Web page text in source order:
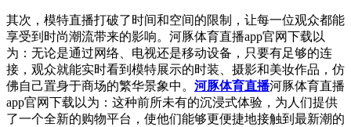
其次，模特直播打破了时间和空间的限制，让每一位观众都能
享受到时尚潮流带来的影响。河豚体育直播app官网下载以
为：无论是通过网络、电视还是移动设备，只要有足够的连
接，观众就能实时看到模特展示的时装、摄影和美妆作品，仿
佛自己置身于商场的繁华景象中。 河豚体育直播河豚体育直播
app官网下载以为：这种前所未有的沉浸式体验，为人们提供
了一个全新的购物平台，使他们能够更便捷地接触到最新潮的